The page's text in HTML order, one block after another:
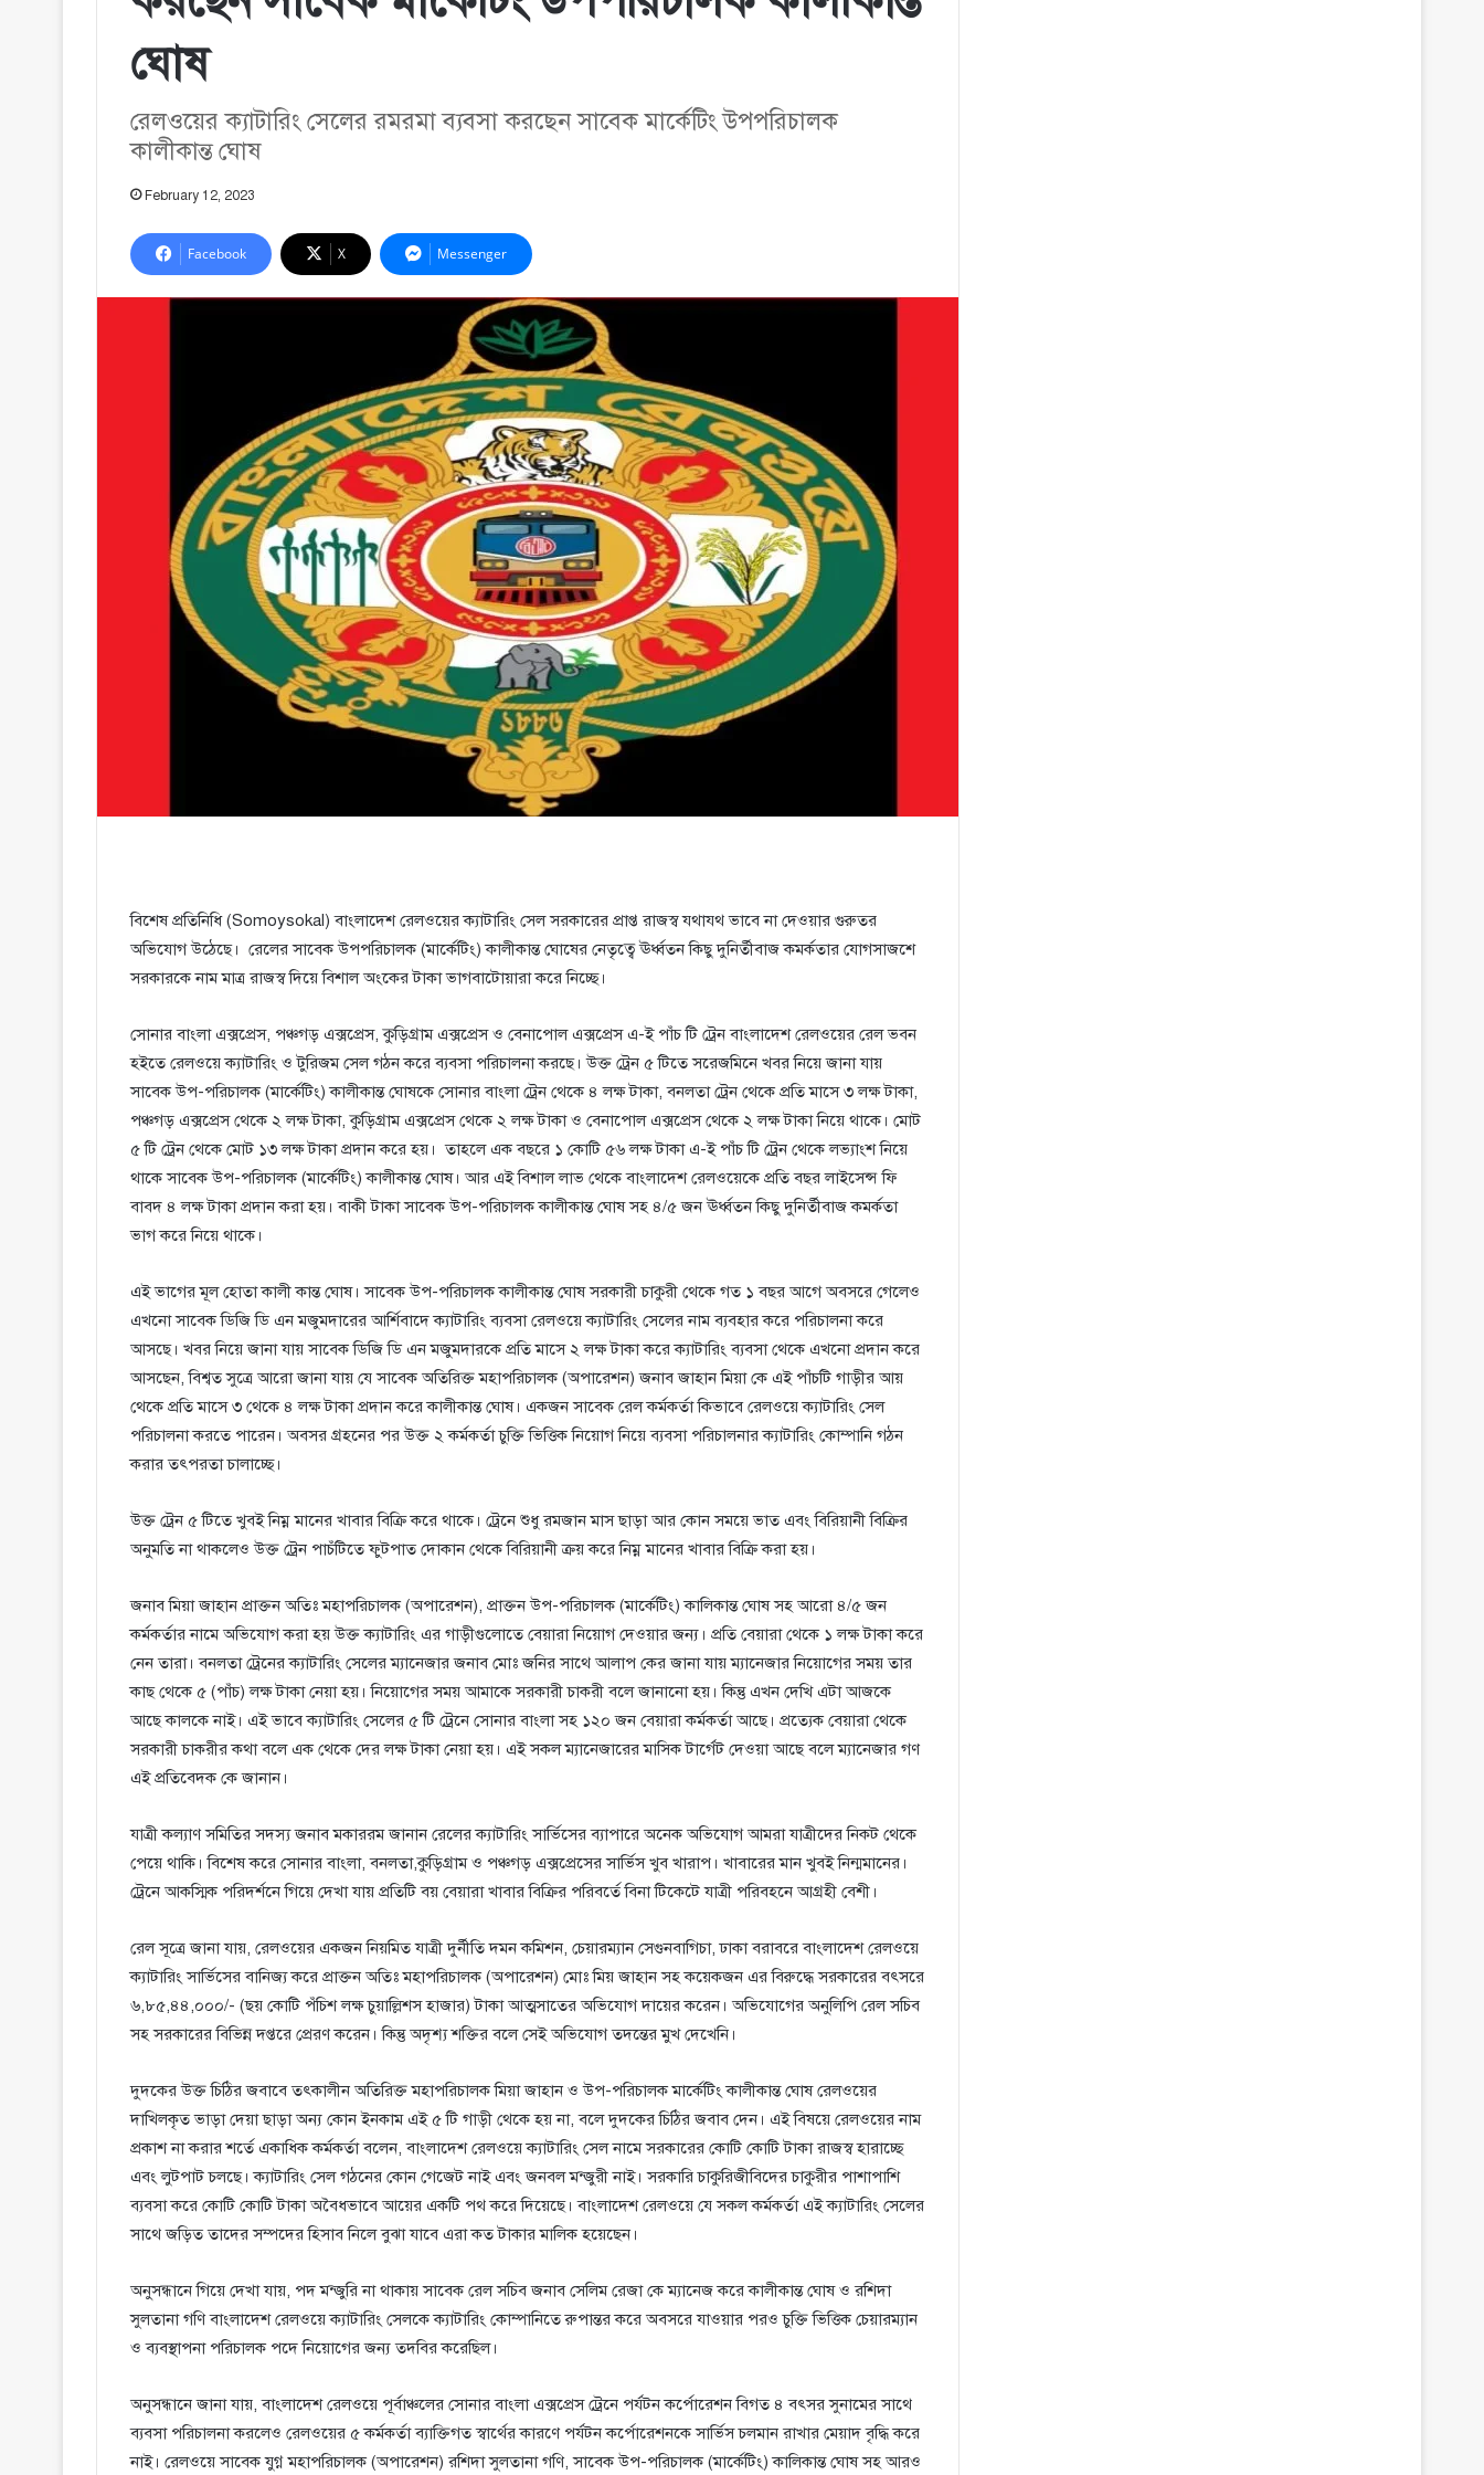
ঘোষ
রেলওয়ের ক্যাটারিং সেলের রমরমা ব্যবসা করছেন সাবেক মার্কেটিং উপপরিচালক
কালীকান্ত ঘোষ
February 12, 2023
Facebook X Messenger
বিশেষ প্রতিনিধি (Somoysokal) বাংলাদেশ রেলওয়ের ক্যাটারিং সেল সরকারের প্রাপ্ত রাজস্ব যথাযথ ভাবে না দেওয়ার গুরুতর
অভিযোগ উঠেছে। রেলের সাবেক উপপরিচালক (মার্কেটিং) কালীকান্ত ঘোষের নেতৃত্বে ঊর্ধ্বতন কিছু দুনির্তীবাজ কমর্কতার যোগসাজশে
সরকারকে নাম মাত্র রাজস্ব দিয়ে বিশাল অংকের টাকা ভাগবাটোয়ারা করে নিচ্ছে।
সোনার বাংলা এক্সপ্রেস, পঞ্চগড় এক্সপ্রেস, কুড়িগ্রাম এক্সপ্রেস ও বেনাপোল এক্সপ্রেস এ-ই পাঁচ টি ট্রেন বাংলাদেশ রেলওয়ের রেল ভবন
হইতে রেলওয়ে ক্যাটারিং ও টুরিজম সেল গঠন করে ব্যবসা পরিচালনা করছে। উক্ত ট্রেন ৫ টিতে সরেজমিনে খবর নিয়ে জানা যায়
সাবেক উপ-পরিচালক (মার্কেটিং) কালীকান্ত ঘোষকে সোনার বাংলা ট্রেন থেকে ৪ লক্ষ টাকা, বনলতা ট্রেন থেকে প্রতি মাসে ৩ লক্ষ টাকা,
পঞ্চগড় এক্সপ্রেস থেকে ২ লক্ষ টাকা, কুড়িগ্রাম এক্সপ্রেস থেকে ২ লক্ষ টাকা ও বেনাপোল এক্সপ্রেস থেকে ২ লক্ষ টাকা নিয়ে থাকে। মোট
৫ টি ট্রেন থেকে মোট ১৩ লক্ষ টাকা প্রদান করে হয়। তাহলে এক বছরে ১ কোটি ৫৬ লক্ষ টাকা এ-ই পাঁচ টি ট্রেন থেকে লভ্যাংশ নিয়ে
থাকে সাবেক উপ-পরিচালক (মার্কেটিং) কালীকান্ত ঘোষ। আর এই বিশাল লাভ থেকে বাংলাদেশ রেলওয়েকে প্রতি বছর লাইসেন্স ফি
বাবদ ৪ লক্ষ টাকা প্রদান করা হয়। বাকী টাকা সাবেক উপ-পরিচালক কালীকান্ত ঘোষ সহ ৪/৫ জন ঊর্ধ্বতন কিছু দুনির্তীবাজ কমর্কতা
ভাগ করে নিয়ে থাকে।
এই ভাগের মূল হোতা কালী কান্ত ঘোষ। সাবেক উপ-পরিচালক কালীকান্ত ঘোষ সরকারী চাকুরী থেকে গত ১ বছর আগে অবসরে গেলেও
এখনো সাবেক ডিজি ডি এন মজুমদারের আর্শিবাদে ক্যাটারিং ব্যবসা রেলওয়ে ক্যাটারিং সেলের নাম ব্যবহার করে পরিচালনা করে
আসছে। খবর নিয়ে জানা যায় সাবেক ডিজি ডি এন মজুমদারকে প্রতি মাসে ২ লক্ষ টাকা করে ক্যাটারিং ব্যবসা থেকে এখনো প্রদান করে
আসছেন, বিশ্বত সুত্রে আরো জানা যায় যে সাবেক অতিরিক্ত মহাপরিচালক (অপারেশন) জনাব জাহান মিয়া কে এই পাঁচটি গাড়ীর আয়
থেকে প্রতি মাসে ৩ থেকে ৪ লক্ষ টাকা প্রদান করে কালীকান্ত ঘোষ। একজন সাবেক রেল কর্মকর্তা কিভাবে রেলওয়ে ক্যাটারিং সেল
পরিচালনা করতে পারেন। অবসর গ্রহনের পর উক্ত ২ কর্মকর্তা চুক্তি ভিত্তিক নিয়োগ নিয়ে ব্যবসা পরিচালনার ক্যাটারিং কোম্পানি গঠন
করার তৎপরতা চালাচ্ছে।
উক্ত ট্রেন ৫ টিতে খুবই নিম্ন মানের খাবার বিক্রি করে থাকে। ট্রেনে শুধু রমজান মাস ছাড়া আর কোন সময়ে ভাত এবং বিরিয়ানী বিক্রির
অনুমতি না থাকলেও উক্ত ট্রেন পাচঁটিতে ফুটপাত দোকান থেকে বিরিয়ানী ক্রয় করে নিম্ন মানের খাবার বিক্রি করা হয়।
জনাব মিয়া জাহান প্রাক্তন অতিঃ মহাপরিচালক (অপারেশন), প্রাক্তন উপ-পরিচালক (মার্কেটিং) কালিকান্ত ঘোষ সহ আরো ৪/৫ জন
কর্মকর্তার নামে অভিযোগ করা হয় উক্ত ক্যাটারিং এর গাড়ীগুলোতে বেয়ারা নিয়োগ দেওয়ার জন্য। প্রতি বেয়ারা থেকে ১ লক্ষ টাকা করে
নেন তারা। বনলতা ট্রেনের ক্যাটারিং সেলের ম্যানেজার জনাব মোঃ জনির সাথে আলাপ কের জানা যায় ম্যানেজার নিয়োগের সময় তার
কাছ থেকে ৫ (পাঁচ) লক্ষ টাকা নেয়া হয়। নিয়োগের সময় আমাকে সরকারী চাকরী বলে জানানো হয়। কিন্তু এখন দেখি এটা আজকে
আছে কালকে নাই। এই ভাবে ক্যাটারিং সেলের ৫ টি ট্রেনে সোনার বাংলা সহ ১২০ জন বেয়ারা কর্মকর্তা আছে। প্রত্যেক বেয়ারা থেকে
সরকারী চাকরীর কথা বলে এক থেকে দের লক্ষ টাকা নেয়া হয়। এই সকল ম্যানেজারের মাসিক টার্গেট দেওয়া আছে বলে ম্যানেজার গণ
এই প্রতিবেদক কে জানান।
যাত্রী কল্যাণ সমিতির সদস্য জনাব মকাররম জানান রেলের ক্যাটারিং সার্ভিসের ব্যাপারে অনেক অভিযোগ আমরা যাত্রীদের নিকট থেকে
পেয়ে থাকি। বিশেষ করে সোনার বাংলা, বনলতা,কুড়িগ্রাম ও পঞ্চগড় এক্সপ্রেসের সার্ভিস খুব খারাপ। খাবারের মান খুবই নিন্মমানের।
ট্রেনে আকস্মিক পরিদর্শনে গিয়ে দেখা যায় প্রতিটি বয় বেয়ারা খাবার বিক্রির পরিবর্তে বিনা টিকেটে যাত্রী পরিবহনে আগ্রহী বেশী।
রেল সূত্রে জানা যায়, রেলওয়ের একজন নিয়মিত যাত্রী দুর্নীতি দমন কমিশন, চেয়ারম্যান সেগুনবাগিচা, ঢাকা বরাবরে বাংলাদেশ রেলওয়ে
ক্যাটারিং সার্ভিসের বানিজ্য করে প্রাক্তন অতিঃ মহাপরিচালক (অপারেশন) মোঃ মিয় জাহান সহ কয়েকজন এর বিরুদ্ধে সরকারের বৎসরে
৬,৮৫,৪৪,০০০/- (ছয় কোটি পঁচিশ লক্ষ চুয়াল্লিশস হাজার) টাকা আত্মসাতের অভিযোগ দায়ের করেন। অভিযোগের অনুলিপি রেল সচিব
সহ সরকারের বিভিন্ন দপ্তরে প্রেরণ করেন। কিন্তু অদৃশ্য শক্তির বলে সেই অভিযোগ তদন্তের মুখ দেখেনি।
দুদকের উক্ত চিঠির জবাবে তৎকালীন অতিরিক্ত মহাপরিচালক মিয়া জাহান ও উপ-পরিচালক মার্কেটিং কালীকান্ত ঘোষ রেলওয়ের
দাখিলকৃত ভাড়া দেয়া ছাড়া অন্য কোন ইনকাম এই ৫ টি গাড়ী থেকে হয় না, বলে দুদকের চিঠির জবাব দেন। এই বিষয়ে রেলওয়ের নাম
প্রকাশ না করার শর্তে একাধিক কর্মকর্তা বলেন, বাংলাদেশ রেলওয়ে ক্যাটারিং সেল নামে সরকারের কোটি কোটি টাকা রাজস্ব হারাচ্ছে
এবং লুটপাট চলছে। ক্যাটারিং সেল গঠনের কোন গেজেট নাই এবং জনবল মন্জুরী নাই। সরকারি চাকুরিজীবিদের চাকুরীর পাশাপাশি
ব্যবসা করে কোটি কোটি টাকা অবৈধভাবে আয়ের একটি পথ করে দিয়েছে। বাংলাদেশ রেলওয়ে যে সকল কর্মকর্তা এই ক্যাটারিং সেলের
সাথে জড়িত তাদের সম্পদের হিসাব নিলে বুঝা যাবে এরা কত টাকার মালিক হয়েছেন।
অনুসন্ধানে গিয়ে দেখা যায়, পদ মন্জুরি না থাকায় সাবেক রেল সচিব জনাব সেলিম রেজা কে ম্যানেজ করে কালীকান্ত ঘোষ ও রশিদা
সুলতানা গণি বাংলাদেশ রেলওয়ে ক্যাটারিং সেলকে ক্যাটারিং কোম্পানিতে রুপান্তর করে অবসরে যাওয়ার পরও চুক্তি ভিত্তিক চেয়ারম্যান
ও ব্যবস্থাপনা পরিচালক পদে নিয়োগের জন্য তদবির করেছিল।
অনুসন্ধানে জানা যায়, বাংলাদেশ রেলওয়ে পূর্বাঞ্চলের সোনার বাংলা এক্সপ্রেস ট্রেনে পর্যটন কর্পোরেশন বিগত ৪ বৎসর সুনামের সাথে
ব্যবসা পরিচালনা করলেও রেলওয়ের ৫ কর্মকর্তা ব্যাক্তিগত স্বার্থের কারণে পর্যটন কর্পোরেশনকে সার্ভিস চলমান রাখার মেয়াদ বৃদ্ধি করে
নাই। রেলওয়ে সাবেক যুগ্ন মহাপরিচালক (অপারেশন) রশিদা সুলতানা গণি, সাবেক উপ-পরিচালক (মার্কেটিং) কালিকান্ত ঘোষ সহ আরও